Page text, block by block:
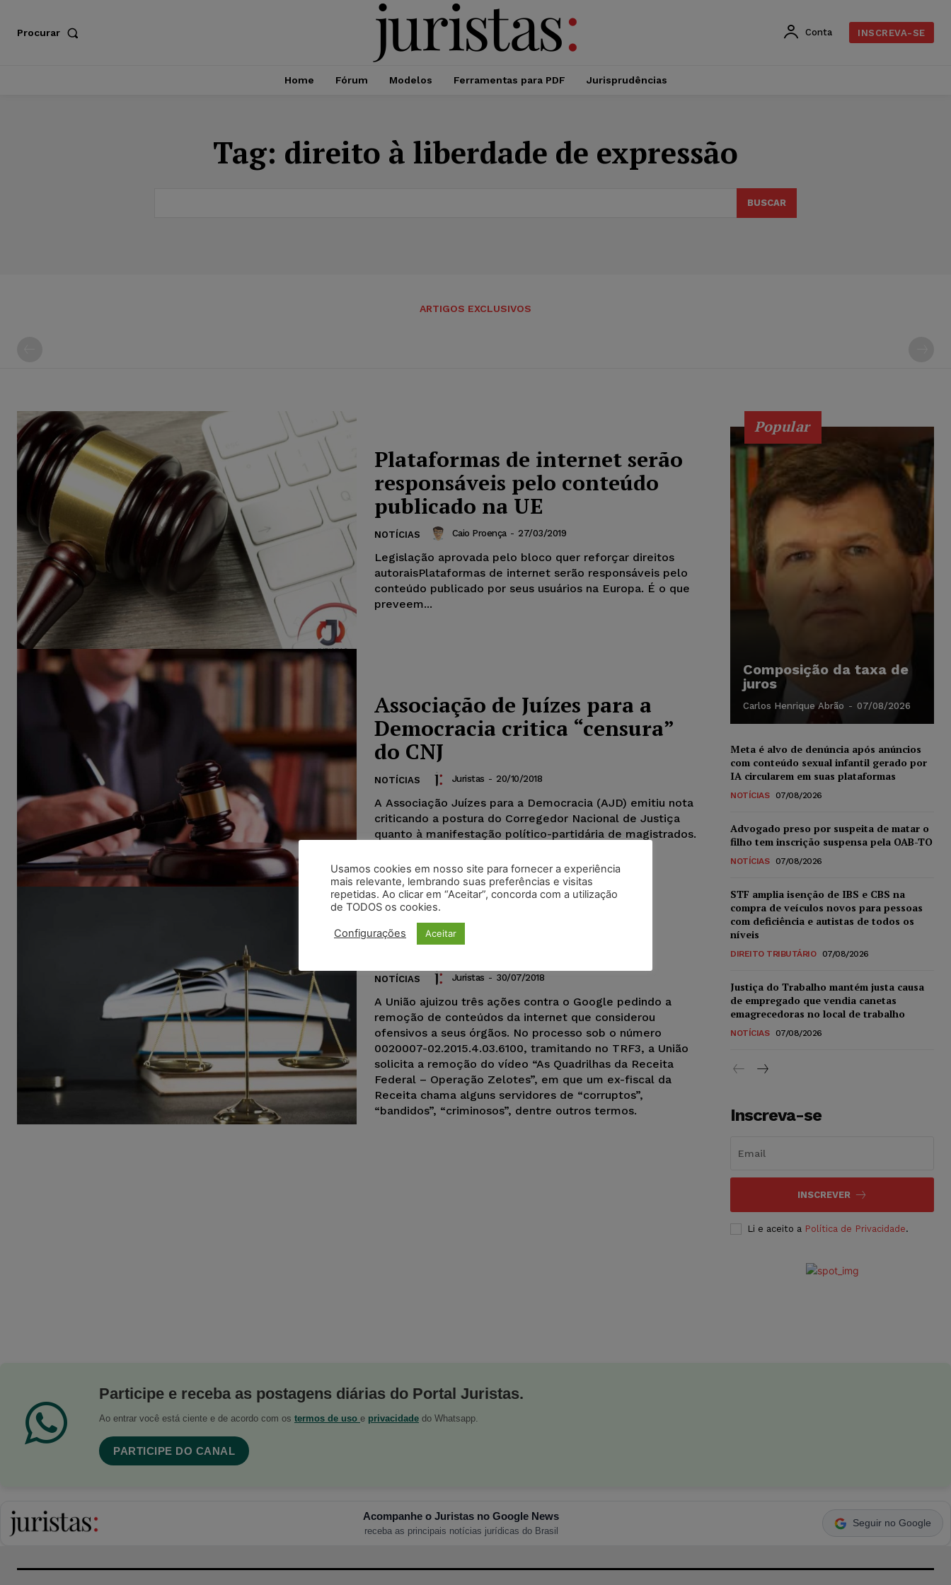
Procurar Conta INSCREVA-SE
Home Fórum Modelos Ferramentas para PDF Jurisprudências
Tag: direito à liberdade de expressão
BUSCAR
ARTIGOS EXCLUSIVOS
Plataformas de internet serão
responsáveis pelo conteúdo
publicado na UE
NOTÍCIAS Caio Proença - 27/03/2019
Legislação aprovada pelo bloco quer reforçar direitos
autoraisPlataformas de internet serão responsáveis pelo
conteúdo publicado por seus usuários na Europa. É o que
preveem...
Associação de Juízes para a
Democracia critica “censura”
do CNJ
NOTÍCIAS Juristas - 20/10/2018
A Associação Juízes para a Democracia (AJD) emitiu nota
criticando a postura do Corregedor Nacional de Justiça
quanto à manifestação político-partidária de magistrados.
Críticas e ofensas a órgãos
federais são objeto de ação
movida pela União
NOTÍCIAS Juristas - 30/07/2018
A União ajuizou três ações contra o Google pedindo a
remoção de conteúdos da internet que considerou
ofensivos a seus órgãos. No processo sob o número
0020007-02.2015.4.03.6100, tramitando no TRF3, a União
solicita a remoção do vídeo “As Quadrilhas da Receita
Federal – Operação Zelotes”, em que um ex-fiscal da
Receita chama alguns servidores de “corruptos”,
“bandidos”, “criminosos”, dentre outros termos.
Popular
Composição da taxa de
juros
Carlos Henrique Abrão - 07/08/2026
Meta é alvo de denúncia após anúncios
com conteúdo sexual infantil gerado por
IA circularem em suas plataformas
NOTÍCIAS 07/08/2026
Advogado preso por suspeita de matar o
filho tem inscrição suspensa pela OAB-TO
NOTÍCIAS 07/08/2026
STF amplia isenção de IBS e CBS na
compra de veículos novos para pessoas
com deficiência e autistas de todos os
níveis
DIREITO TRIBUTÁRIO 07/08/2026
Justiça do Trabalho mantém justa causa
de empregado que vendia canetas
emagrecedoras no local de trabalho
NOTÍCIAS 07/08/2026
Inscreva-se
INSCREVER
Li e aceito a Política de Privacidade.
Participe e receba as postagens diárias do Portal Juristas.
Ao entrar você está ciente e de acordo com os termos de uso e privacidade do Whatsapp.
PARTICIPE DO CANAL
Acompanhe o Juristas no Google News
receba as principais notícias jurídicas do Brasil
Seguir no Google
Usamos cookies em nosso site para fornecer a experiência
mais relevante, lembrando suas preferências e visitas
repetidas. Ao clicar em “Aceitar”, concorda com a utilização
de TODOS os cookies.
Configurações Aceitar